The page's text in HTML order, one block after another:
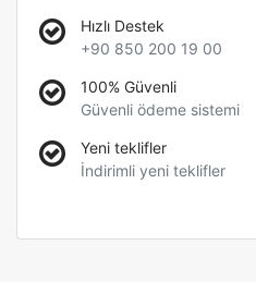
Hızlı Destek
+90 850 200 19 00
100% Güvenli
Güvenli ödeme sistemi
Yeni teklifler
İndirimli yeni teklifler